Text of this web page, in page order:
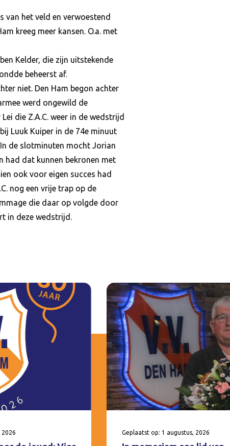
van het veld en verwoestend
kreeg meer kansen. O.a. met
Kelder, die zijn uitstekende
beheerst af.
niet. Den Ham begon achter
werd ongewild de
die Z.A.C. weer in de wedstrijd
Luuk Kuiper in de 74e minuut
de slotminuten mocht Jorian
had dat kunnen bekronen met
ook voor eigen succes had
nog een vrije trap op de
die daar op volgde door
in deze wedstrijd.
2026 Geplaatst op: 1 augustus, 2026